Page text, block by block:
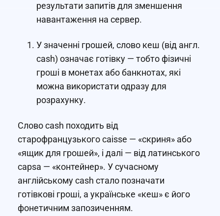
результати запитів для зменшення
навантаження на сервер.
У значенні грошей, слово кеш (від англ.
cash) означає готівку — тобто фізичні
гроші в монетах або банкнотах, які
можна використати одразу для
розрахунку.
Слово cash походить від
старофранцузького caisse — «скриня» або
«ящик для грошей», і далі — від латинського
capsa — «контейнер». У сучасному
англійському cash стало позначати
готівкові гроші, а українське «кеш» є його
фонетичним запозиченням.